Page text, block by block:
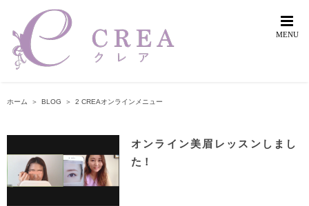
content
ホーム ＞ BLOG ＞ 2 CREAオンラインメニュー
オンライン美眉レッスンしまし
た！